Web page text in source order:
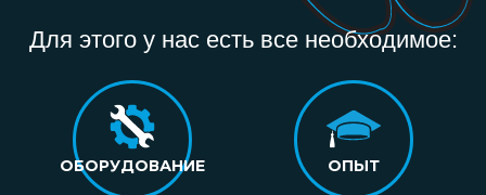
Для этого у нас есть все необходимое:
ОБОРУДОВАНИЕ ОПЫТ